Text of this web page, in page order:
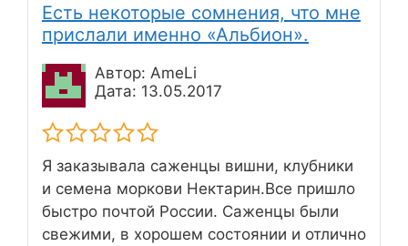
Есть некоторые сомнения, что мне
прислали именно «Альбион».
Автор: AmeLi
Дата: 13.05.2017
Я заказывала саженцы вишни, клубники
и семена моркови Нектарин.Все пришло
быстро почтой России. Саженцы были
свежими, в хорошем состоянии и отлично